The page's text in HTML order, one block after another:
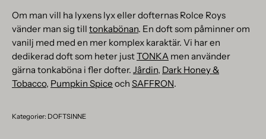
Om man vill ha lyxens lyx eller dofternas Rolce Roys
vänder man sig till tonkabönan. En doft som påminner om
vanilj med med en mer komplex karaktär. Vi har en
dedikerad doft som heter justTONKA men använder
gärna tonkaböna i fler dofter. Jârdin, Dark Honey &
Tobacco, Pumpkin Spice och SAFFRON.
Kategorier: DOFTSINNE